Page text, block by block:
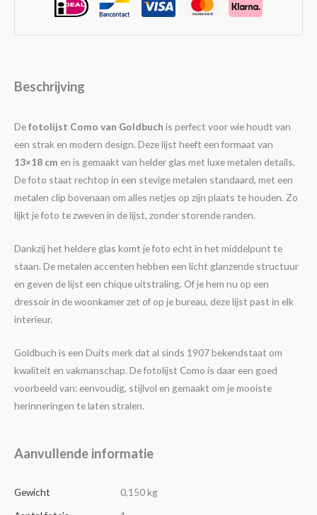
Beschrijving
Defotolijst Como van Goldbuch is perfect voor wie houdt van
een strak en modern design. Deze lijst heeft een formaat van
13×18 cm en is gemaakt van helder glas met luxe metalen details.
De foto staat rechtop in een stevige metalen standaard, met een
metalen clip bovenaan om alles netjes op zijn plaats te houden. Zo
lijkt je foto te zweven in de lijst, zonder storende randen.
Dankzij het heldere glas komt je foto echt in het middelpunt te
staan. De metalen accenten hebben een licht glanzende structuur
en geven de lijst een chique uitstraling. Of je hem nu op een
dressoir in de woonkamer zet of op je bureau, deze lijst past in elk
interieur.
Goldbuch is een Duits merk dat al sinds 1907 bekendstaat om
kwaliteit en vakmanschap. De fotolijst Como is daar een goed
voorbeeld van: eenvoudig, stijlvol en gemaakt om je mooiste
herinneringen te laten stralen.
Aanvullende informatie
Gewicht
0,150 kg